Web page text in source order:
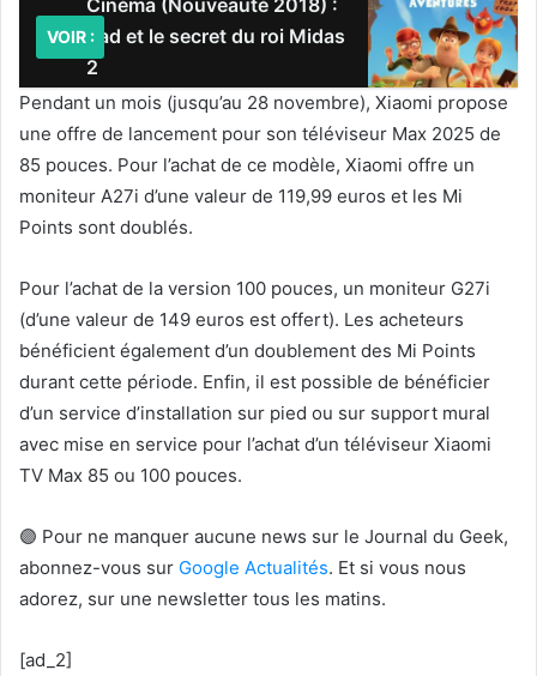
Tad et le secret du roi Midas
2
VOIR :
Pendant un mois (jusqu’au 28 novembre), Xiaomi propose
une offre de lancement pour son téléviseur Max 2025 de
85 pouces. Pour l’achat de ce modèle, Xiaomi offre un
moniteur A27i d’une valeur de 119,99 euros et les Mi
Points sont doublés.
Pour l’achat de la version 100 pouces, un moniteur G27i
(d’une valeur de 149 euros est offert). Les acheteurs
bénéficient également d’un doublement des Mi Points
durant cette période. Enfin, il est possible de bénéficier
d’un service d’installation sur pied ou sur support mural
avec mise en service pour l’achat d’un téléviseur Xiaomi
TV Max 85 ou 100 pouces.
🟣 Pour ne manquer aucune news sur le Journal du Geek,
abonnez-vous sur Google Actualités. Et si vous nous
adorez, sur une newsletter tous les matins.
[ad_2]